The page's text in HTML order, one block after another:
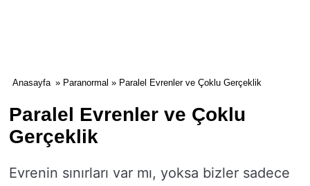
Anasayfa » Paranormal » Paralel Evrenler ve Çoklu Gerçeklik
Paralel Evrenler ve Çoklu
Gerçeklik
Evrenin sınırları var mı, yoksa bizler sadece